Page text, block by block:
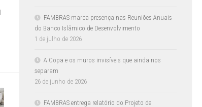
FAMBRAS marca presença nas Reuniões Anuais
do Banco Islâmico de Desenvolvimento
1 de julho de 2026
A Copa e os muros invisíveis que ainda nos
separam
26 de junho de 2026
FAMBRAS entrega relatório do Projeto de